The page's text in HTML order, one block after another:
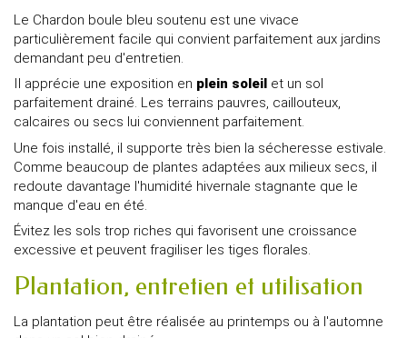
Le Chardon boule bleu soutenu est une vivace
particulièrement facile qui convient parfaitement aux jardins
demandant peu d'entretien.
Il apprécie une exposition en plein soleil et un sol
parfaitement drainé. Les terrains pauvres, caillouteux,
calcaires ou secs lui conviennent parfaitement.
Une fois installé, il supporte très bien la sécheresse estivale.
Comme beaucoup de plantes adaptées aux milieux secs, il
redoute davantage l'humidité hivernale stagnante que le
manque d'eau en été.
Évitez les sols trop riches qui favorisent une croissance
excessive et peuvent fragiliser les tiges florales.
Plantation, entretien et utilisation
La plantation peut être réalisée au printemps ou à l'automne